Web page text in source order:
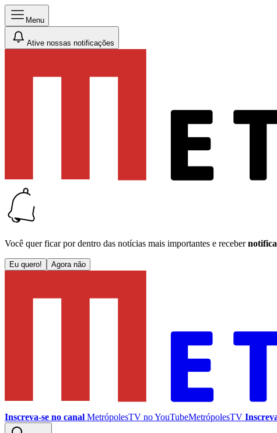
Menu
Ative nossas notificações
Você quer ficar por dentro das notícias mais importantes e receber
Eu quero! Agora não
Inscreva-se no canal MetrópolesTV noYouTubeMetrópolesTV